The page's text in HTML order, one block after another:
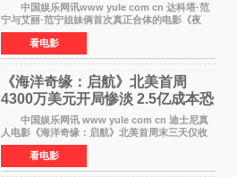
中国娱乐网讯www yule com cn 达科塔·范
宁与艾丽·范宁姐妹俩首次真正合体的电影《夜
莺》再度改档，从原定的2027年2月12日推迟至
同年3月19日北美上映，片方希望借此利用春假档
期争取更多年轻
看电影
《海洋奇缘：启航》北美首周
4300万美元开局惨淡 2.5亿成本恐
巨亏1亿
中国娱乐网讯 www yule com cn 迪士尼真
人电影《海洋奇缘：启航》北美首周末三天仅收
4300万美元（开画3827馆），中国内地首周票房
仅840万元人民币，全球开画票房约9500万美
元，远低于业内
看电影